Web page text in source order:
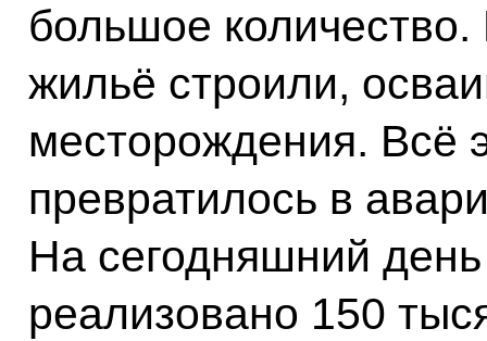
большое
жильё строили,
месторождения. Всё
превратилось в
На сегодняшний
реализовано 150